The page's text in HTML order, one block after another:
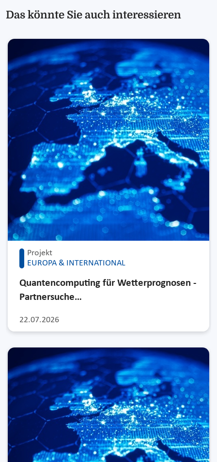
Das könnte Sie auch interessieren
Projekt
EUROPA & INTERNATIONAL
22.07.2026
Quantencomputing für Wetterprognosen -
Partnersuche…